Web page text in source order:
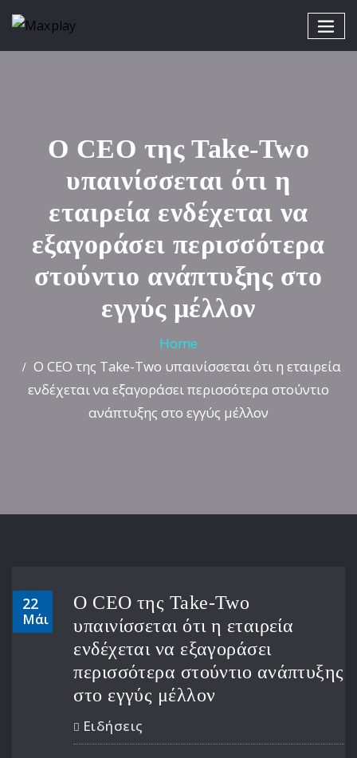
Ο CEO της Take-Two
υπαινίσσεται ότι η
εταιρεία ενδέχεται να
εξαγοράσει περισσότερα
στούντιο ανάπτυξης στο
εγγύς μέλλον
Home
Ο CEO της Take-Two υπαινίσσεται ότι η εταιρεία
ενδέχεται να εξαγοράσει περισσότερα στούντιο
ανάπτυξης στο εγγύς μέλλον
22
Μάι
Ο CEO της Take-Two
υπαινίσσεται ότι η εταιρεία
ενδέχεται να εξαγοράσει
περισσότερα στούντιο ανάπτυξης
στο εγγύς μέλλον
Ειδήσεις